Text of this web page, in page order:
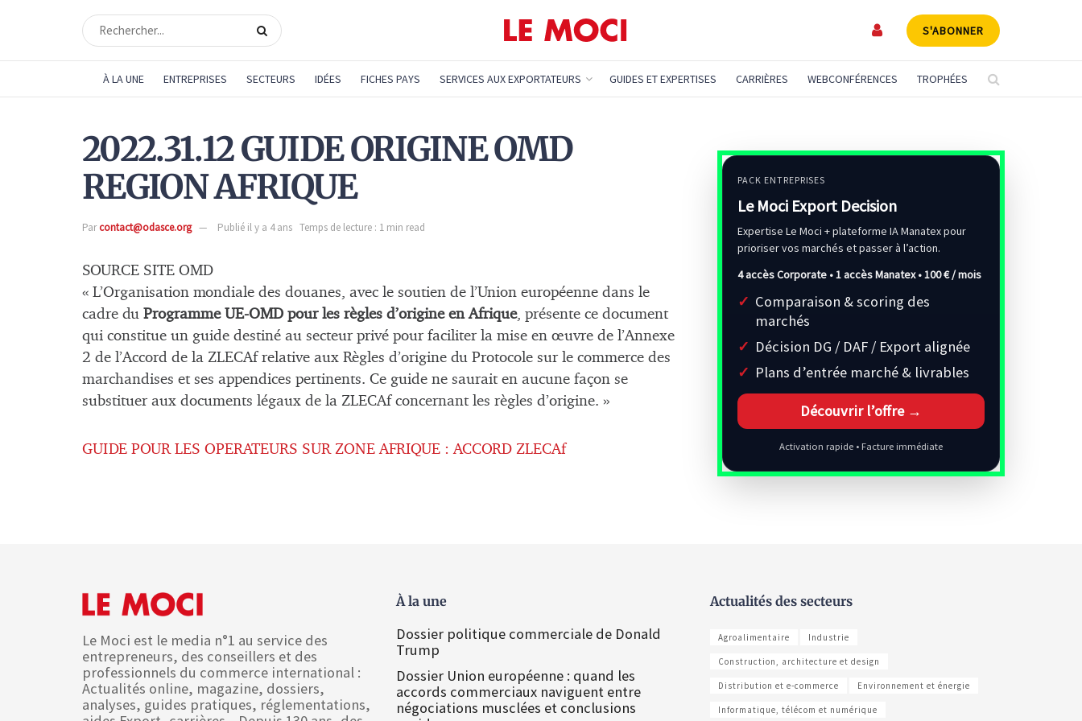
S'ABONNER
À LA UNE ENTREPRISES SECTEURS IDÉES FICHES PAYS SERVICES AUX EXPORTATEURS GUIDES ET EXPERTISES CARRIÈRES WEBCONFÉRENCES TROPHÉES
2022.31.12 GUIDE ORIGINE OMD
REGION AFRIQUE
Parcontact@odasce.org Publié il y a 4 ans Temps de lecture : 1 min read
SOURCE SITE OMD
« L’Organisation mondiale des douanes, avec le soutien de l’Union européenne dans le
cadre du Programme UE-OMD pour les règles d’origine en Afrique, présente ce document
qui constitue un guide destiné au secteur privé pour faciliter la mise en œuvre de l’Annexe
2 de l’Accord de la ZLECAf relative aux Règles d’origine du Protocole sur le commerce des
marchandises et ses appendices pertinents. Ce guide ne saurait en aucune façon se
substituer aux documents légaux de la ZLECAf concernant les règles d’origine. »
GUIDE POUR LES OPERATEURS SUR ZONE AFRIQUE : ACCORD ZLECAf
PACK ENTREPRISES
Le Moci Export Decision
Expertise Le Moci + plateforme IA Manatex pour
prioriser vos marchés et passer à l’action.
4 accès Corporate • 1 accès Manatex •100 € / mois
Comparaison & scoring des
marchés
Décision DG / DAF / Export alignée
Plans d’entrée marché & livrables
Découvrir l’offre →
Activation rapide • Facture immédiate
Le Moci est le media n°1 au service des
entrepreneurs, des conseillers et des
professionnels du commerce international :
Actualités online, magazine, dossiers,
analyses, guides pratiques, réglementations,
À la une
Dossier politique commerciale de Donald
Trump
Dossier Union européenne : quand les
accords commerciaux naviguent entre
négociations musclées et conclusions
Actualités des secteurs
Agroalimentaire Industrie
Construction, architecture et design
Distribution et e-commerce Environnement et énergie
Informatique, télécom et numérique